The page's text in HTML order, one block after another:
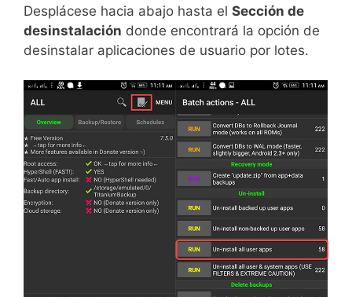
Desplácese hacia abajo hasta el Sección de
desinstalación donde encontrará la opción de
desinstalar aplicaciones de usuario por lotes.